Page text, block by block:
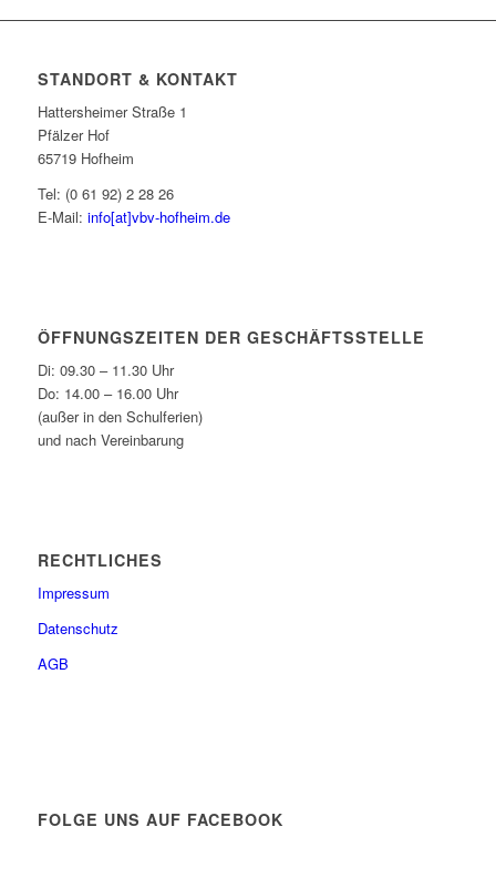
STANDORT & KONTAKT
Hattersheimer Straße 1
Pfälzer Hof
65719 Hofheim
Tel: (0 61 92) 2 28 26
E-Mail: info[at]vbv-hofheim.de
ÖFFNUNGSZEITEN DER GESCHÄFTSSTELLE
Di: 09.30 – 11.30 Uhr
Do: 14.00 – 16.00 Uhr
(außer in den Schulferien)
und nach Vereinbarung
RECHTLICHES
Impressum
Datenschutz
AGB
FOLGE UNS AUF FACEBOOK